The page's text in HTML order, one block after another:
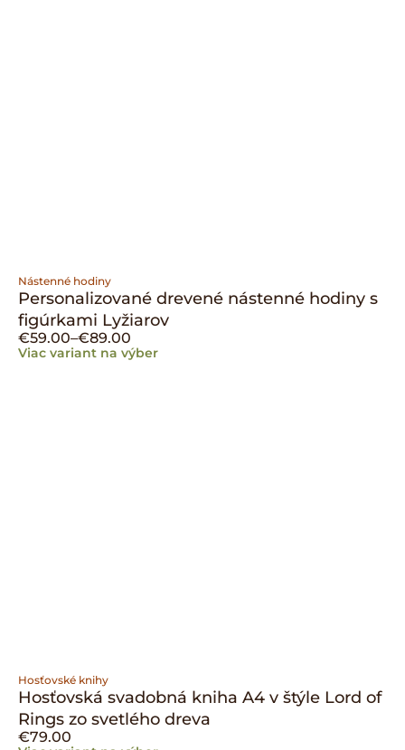
Nástenné hodiny
Personalizované drevené nástenné hodiny s
figúrkami Lyžiarov
€59.00–€89.00
Viac variant na výber
Hosťovské knihy
Hosťovská svadobná kniha A4 v štýle Lord of
Rings zo svetlého dreva
€79.00